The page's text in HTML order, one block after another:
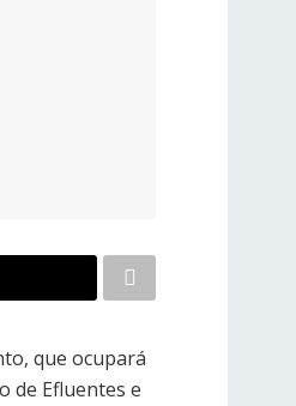
que ocupará
de Efluentes e